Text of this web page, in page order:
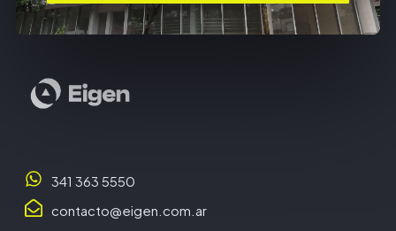
341 363 5550
contacto@eigen.com.ar